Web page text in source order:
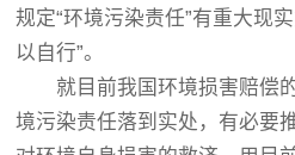
规定“环境污染责任”有重大现
以自行”。
就目前我国环境损害赔偿
境污染责任落到实处，有必要